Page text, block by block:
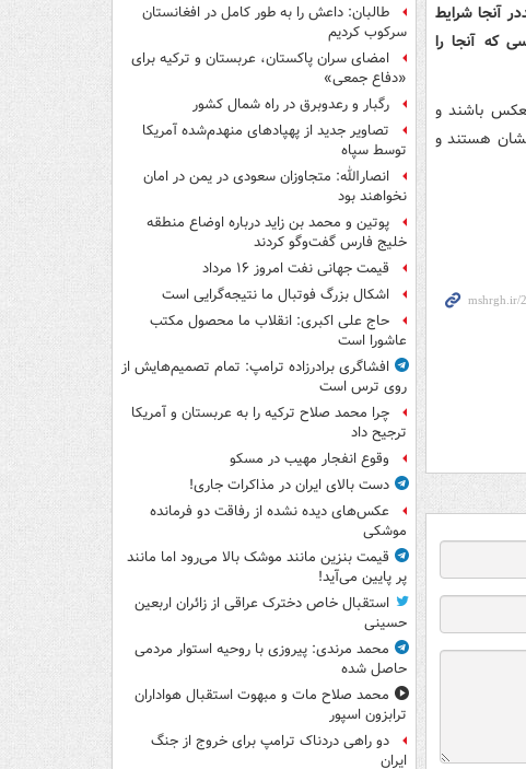
آنجا شرایط
که آنجا را
باشند و
هستند و
طالبان: داعش را به طور کامل در افغانستان
سرکوب کردیم
امضای سران پاکستان، عربستان و ترکیه برای
«دفاع جمعی»
رگبار و رعدوبرق در راه شمال کشور
تصاویر جدید از پهپادهای منهدم‌شده آمریکا
توسط سپاه
انصارالله: متجاوزان سعودی در یمن در امان
نخواهند بود
پوتین و محمد بن زاید درباره اوضاع منطقه
خلیج فارس گفت‌وگو کردند
قیمت جهانی نفت امروز ۱۶ مرداد
اشکال بزرگ فوتبال ما نتیجه‌گرایی است
حاج علی اکبری: انقلاب ما محصول مکتب
عاشورا است
افشاگری برادرزاده ترامپ: تمام تصمیم‌هایش از
روی ترس است
چرا محمد صلاح ترکیه را به عربستان و آمریکا
ترجیح داد
وقوع انفجار مهیب در مسکو
دست بالای ایران در مذاکرات جاری!
عکس‌های دیده نشده از رفاقت دو فرمانده‌
موشکی
قیمت بنزین مانند موشک بالا می‌رود اما مانند
پر پایین می‌آید!
استقبال خاص دخترک عراقی از زائران اربعین
حسینی
محمد مرندی: پیروزی با روحیه استوار مردمی
حاصل شده
محمد صلاح مات و مبهوت استقبال هواداران
ترابزون اسپور
دو راهی دردناک ترامپ برای خروج از جنگ
ایران